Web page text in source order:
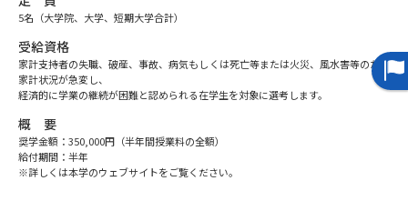
新増設大学・学部・学科特集
データサイエンス特集 奨学金・特待生制度特集
デジタルパンフレット 進路の３択
新学年スタート号特集ページ
新学年スタート号特集ページ
5名（大学院、大学、短期大学合計）
受給資格
家計支持者の失職、破産、事故、病気もしくは死亡等または火災、風水害等のため
家計状況が急変し、
経済的に学業の継続が困難と認められる在学生を対象に選考します。
概 要
奨学金額：350,000円（半年間授業料の全額）
給付期間：半年
※詳しくは本学のウェブサイトをご覧ください。